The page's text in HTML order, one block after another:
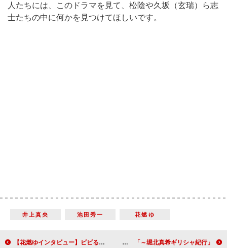
人たちには、このドラマを見て、松陰や久坂（玄瑞）ら志
士たちの中に何かを見つけてほしいです。
井上真央 池田秀一 花燃ゆ
【花燃ゆインタビュー】ビビる大木 「宮部は無名の志士ですが、僕がやるからにはみんなにもっと知ってほしい」 吉田松陰が遊歴先の九州で出会い意気投合した宮部鼎蔵役 「堀北真希ギリシャ紀行～」 「ギリシャはヨーロッパの町並みとはちょっと違う」